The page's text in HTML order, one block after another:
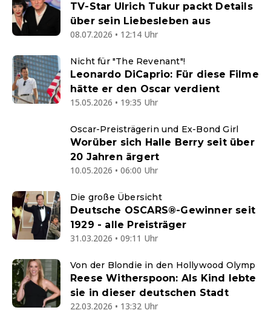
TV-Star Ulrich Tukur packt Details
über sein Liebesleben aus
08.07.2026 • 12:14 Uhr
Nicht für "The Revenant"!
Leonardo DiCaprio: Für diese Filme
hätte er den Oscar verdient
15.05.2026 • 19:35 Uhr
Oscar-Preisträgerin und Ex-Bond Girl
Worüber sich Halle Berry seit über
20 Jahren ärgert
10.05.2026 • 06:00 Uhr
Die große Übersicht
Deutsche OSCARS®-Gewinner seit
1929 - alle Preisträger
31.03.2026 • 09:11 Uhr
Von der Blondie in den Hollywood Olymp
Reese Witherspoon: Als Kind lebte
sie in dieser deutschen Stadt
22.03.2026 • 13:32 Uhr